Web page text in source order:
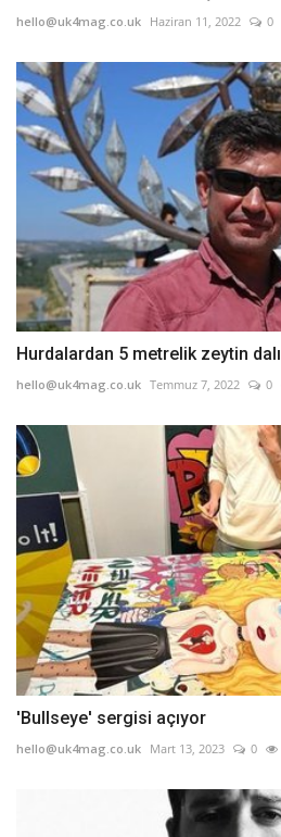
hello@uk4mag.co.uk Haziran 11, 2022 0
Hurdalardan 5 metrelik zeytin dalı
hello@uk4mag.co.uk Temmuz 7, 2022 0
'Bullseye' sergisi açıyor
hello@uk4mag.co.uk Mart 13, 2023 0